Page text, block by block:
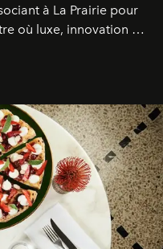
à La Prairie pour
où luxe, innovation et